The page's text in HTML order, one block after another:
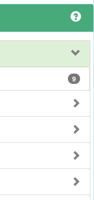
9